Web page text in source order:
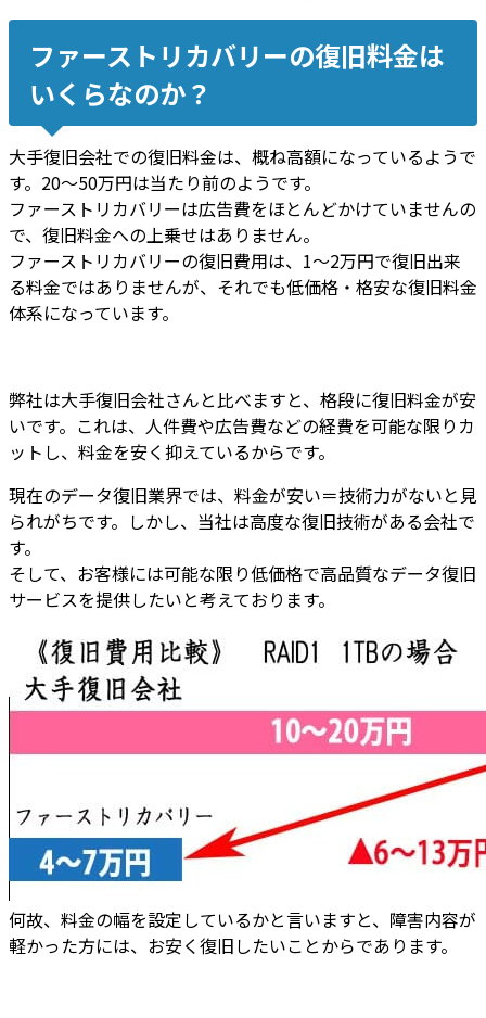
ファーストリカバリーの復旧料金は
いくらなのか？
大手復旧会社での復旧料金は、 概ね高額になっているようで
す。 20～50万円は当たり前のようです。
ファーストリカバリーは広告費をほとんどかけていませんの
で、 復旧料金への上乗せはありません。
ファーストリカバリーの復旧費用は、1～2万円で復旧出来
る料金ではありませんが、それでも低価格・格安な復旧料金
体系になっています。
弊社は大手復旧会社さんと比べますと、 格段に復旧料金が安
いです。これは、 人件費や広告費などの経費を可能な限りカ
ット し、 料金を安く抑えているからです。
現在のデータ復旧業界では、料金が安い＝技術力がないと見
られがちです。しかし、 当社は高度な復旧技術がある会社で
す。
そして、 お客様には可能な限り低価格で高品質なデータ復旧
サービスを提供したいと考えております。
何故、 料金の幅を設定しているかと言いますと、 障害内容が
軽かった方には、お安く復旧したいことからであります。